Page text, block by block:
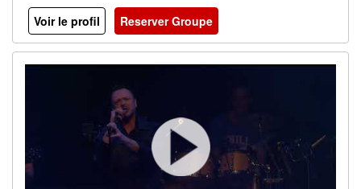
Voir le profil
Reserver Groupe